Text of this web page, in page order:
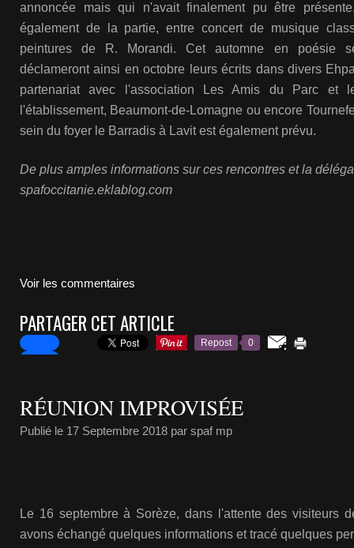
annoncée mais qui n'avait finalement pu être
également de la partie, entre concert de musique
peintures de R. Morandi. Cet automne en poésie
déclameront ainsi en octobre leurs écrits dans divers
partenariat avec l'association Les Amis du Parc et
l'établissement, Beaumont-de-Lomagne ou encore
sein du foyer le Barradis à Lavit est également prévu.
De plus amples informations sur ces rencontres et la
spafoccitanie.eklablog.com
Voir les commentaires
PARTAGER CET ARTICLE
Repost 0
RÉUNION IMPROVISÉE
Publié le 17 Septembre 2018 par spaf mp
Le 16 septembre à Sorèze, dans l'attente des visiteurs
avons échangé quelques informations et tracé quelques